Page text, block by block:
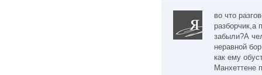
во что
разборчик,а
забыли?А
неравной
как ему
Манхеттене